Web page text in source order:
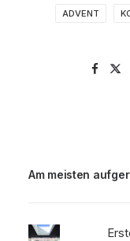
ADVENT
Am meisten